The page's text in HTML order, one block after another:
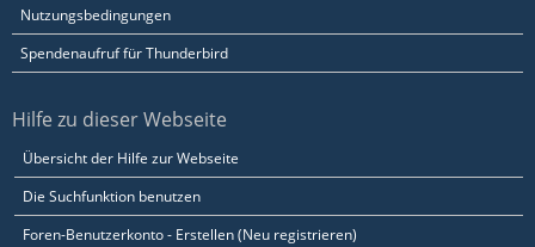
Nutzungsbedingungen
Spendenaufruf für Thunderbird
Hilfe zu dieser Webseite
Übersicht der Hilfe zur Webseite
Die Suchfunktion benutzen
Foren-Benutzerkonto - Erstellen (Neu registrieren)